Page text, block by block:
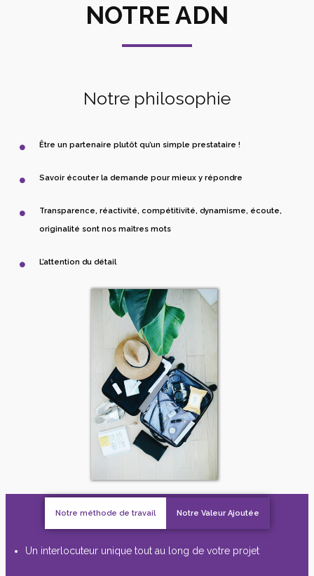
NOTRE ADN
Notre philosophie
Être un partenaire plutôt qu’un simple prestataire !
Savoir écouter la demande pour mieux y répondre
Transparence, réactivité, compétitivité, dynamisme, écoute,
originalité sont nos maîtres mots
L’attention du détail
Notre méthode de travail Notre Valeur Ajoutée
Un interlocuteur unique tout au long de votre projet